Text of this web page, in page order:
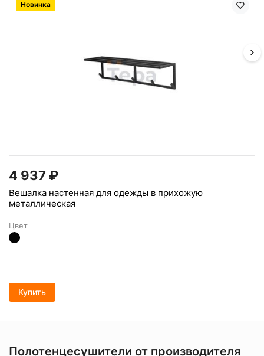
Новинка
4 937 ₽
Вешалка настенная для одежды в прихожую
металлическая
Цвет
Купить
Полотенцесушители от производителя